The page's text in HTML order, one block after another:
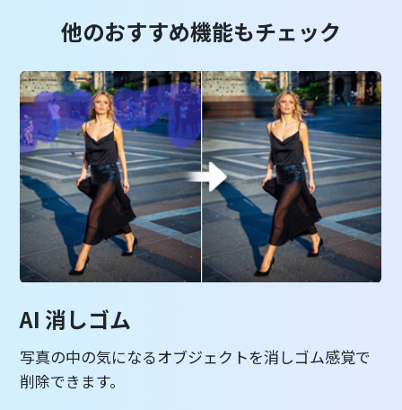
他のおすすめ機能もチェック
AI 消しゴム
写真の中の気になるオブジェクトを消しゴム感覚で
削除できます。